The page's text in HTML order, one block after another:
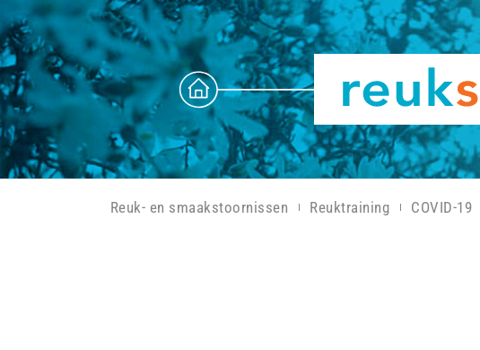
Reuk- en smaakstoornissen Reuktraining COVID-19